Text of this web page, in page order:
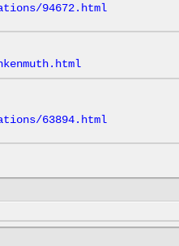
94672.html
63894.html